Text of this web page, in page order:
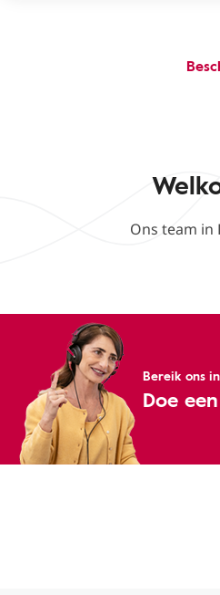
Ons team
Bereik ons
Doe